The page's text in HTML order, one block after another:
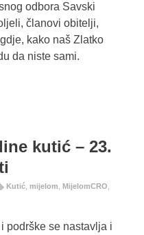
odbora Savski
članovi obitelji,
kako naš Zlatko
da niste sami.
kutić – 23.
Kutić mijelom MijelomCRO
podrške se nastavlja i